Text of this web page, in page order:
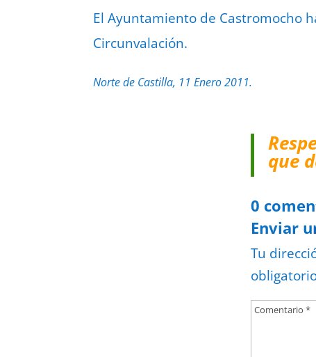
El Ayuntamiento de Castromocho
Circunvalación.
Norte de Castilla, 11 Enero 2011.
que
0
Enviar
Tu